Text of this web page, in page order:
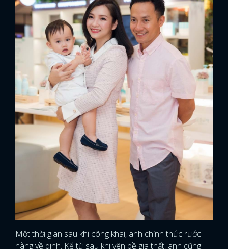
Một thời gian sau khi công khai, anh chính thức rước
nàng về dinh. Kể từ sau khi yên bề gia thất, anh cũng